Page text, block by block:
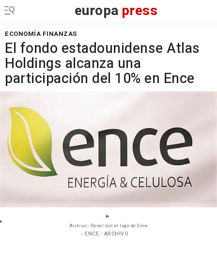
europa press
ECONOMÍA FINANZAS
El fondo estadounidense Atlas
Holdings alcanza una
participación del 10% en Ence
Archivo - Panel con el logo de Ence
- ENCE - ARCHIVO